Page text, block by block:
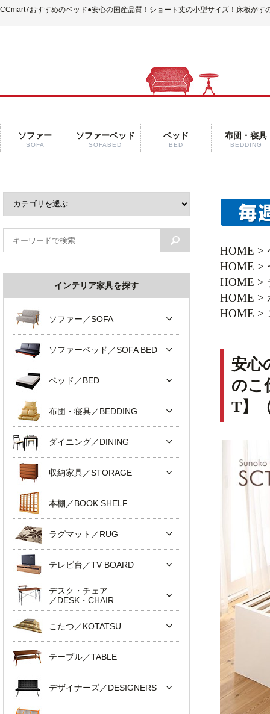
CCmart7おすすめのベッド●安心の国産品質！ショート丈の小型サイズ！床板が
ソファー
SOFA
ソファーベッド
SOFABED
ベッド
BED
布団・寝具
BEDDING
HOME >
HOME >
HOME >
HOME >
HOME >
安心
のこ
T】
インテリア家具を探す
ソファー／SOFA
ソファーベッド／SOFA BED
ベッド／BED
布団・寝具／BEDDING
ダイニング／DINING
収納家具／STORAGE
本棚／BOOK SHELF
ラグマット／RUG
テレビ台／TV BOARD
デスク・チェア
／DESK・CHAIR
こたつ／KOTATSU
テーブル／TABLE
デザイナーズ／DESIGNERS